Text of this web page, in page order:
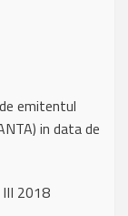
emitentul
in data de
2018